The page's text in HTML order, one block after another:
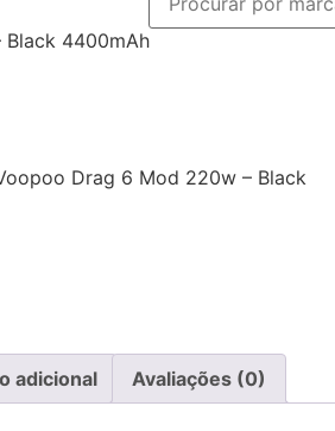
4400mAh
Drag 6 Mod 220w – Black
adicional Avaliações (0)